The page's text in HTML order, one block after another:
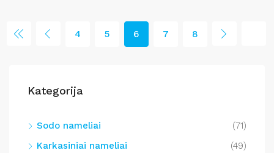
4 5 6 7 8
Kategorija
Sodo nameliai
(71)
Karkasiniai nameliai
(49)